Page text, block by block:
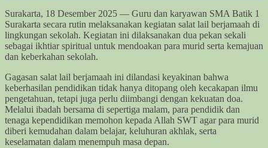
Surakarta, 18 Desember 2025 — Guru dan karyawan SMA Batik 1
Surakarta secara rutin melaksanakan kegiatan salat lail berjamaah di
lingkungan sekolah. Kegiatan ini dilaksanakan dua pekan sekali
sebagai ikhtiar spiritual untuk mendoakan para murid serta kemajuan
dan keberkahan sekolah.
Gagasan salat lail berjamaah ini dilandasi keyakinan bahwa
keberhasilan pendidikan tidak hanya ditopang oleh kecakapan ilmu
pengetahuan, tetapi juga perlu diimbangi dengan kekuatan doa.
Melalui ibadah bersama di sepertiga malam, para pendidik dan
tenaga kependidikan memohon kepada Allah SWT agar para murid
diberi kemudahan dalam belajar, keluhuran akhlak, serta
keselamatan dalam menempuh masa depan.